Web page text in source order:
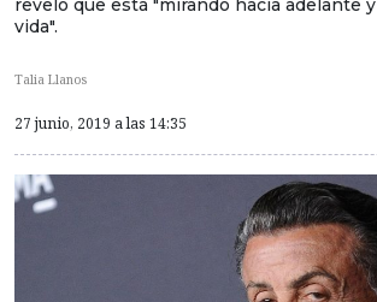
reveló que está "mirando hacia adelante
vida".
Talia Llanos
27 junio, 2019 a las 14:35